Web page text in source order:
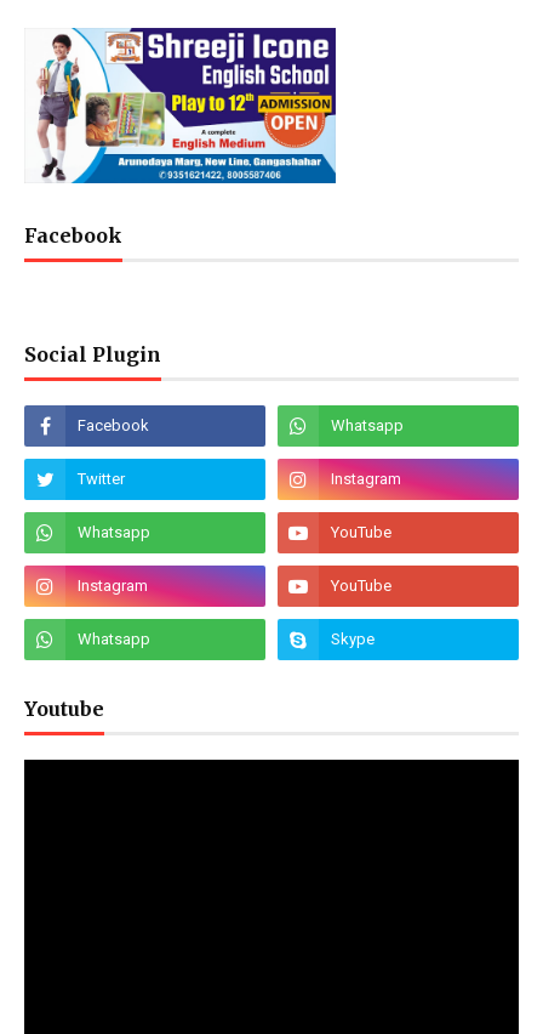
Facebook
Social Plugin
Youtube